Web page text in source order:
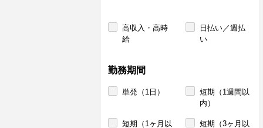
高収入・高時
給
日払い／週払
い
勤務期間
単発（1日）
短期（1週間以
内）
短期（1ヶ月以 短期（3ヶ月以